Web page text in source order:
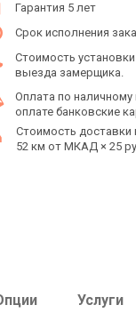
Гарантия 5 лет
Срок исполнения
Стоимость
выезда замерщика.
Оплата по наличному
оплате банковские
Стоимость доставки
52 км от МКАД × 25
Услуги